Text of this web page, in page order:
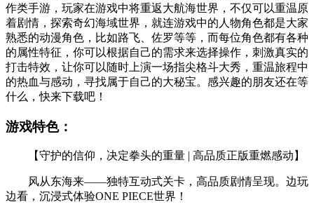
作类手游，玩家在游戏中将重返大航海世界，不仅可以重温原
着剧情，探索奇幻海域世界，就连游戏中的人物角色都是大家
熟悉的动漫角色，比如路飞、佐罗等等，而每位角色都有各种
的属性特征，你可以根据自己的需求来选择操作，刺激真实的
打击特效，让你可以随时上演一场指尖格斗大秀，重温旅程中
的热血与感动，寻找属于自己的大秘宝。感兴趣的朋友还在等
什么，快来下载吧！
游戏特色：
【守护的信仰，决定拳头的重量 | 高品质正版重燃感动】
风从东海来——独特互动式关卡，高品质剧情呈现。边玩
边看，沉浸式体验ONE PIECE世界！